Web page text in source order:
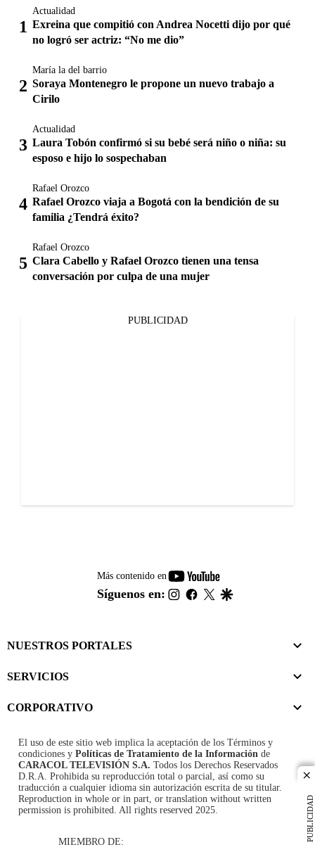
PUBLICIDAD
Actualidad
Exreina que compitió con Andrea Nocetti dijo por qué
no logró ser actriz: “No me dio”
María la del barrio
Soraya Montenegro le propone un nuevo trabajo a
Cirilo
Actualidad
Laura Tobón confirmó si su bebé será niño o niña: su
esposo e hijo lo sospechaban
Rafael Orozco
Rafael Orozco viaja a Bogotá con la bendición de su
familia ¿Tendrá éxito?
Rafael Orozco
Clara Cabello y Rafael Orozco tienen una tensa
conversación por culpa de una mujer
PUBLICIDAD
Más contenido en
youtube-
footer
Síguenos en: instagram
facebook
twitter
NUESTROS PORTALES
SERVICIOS
CORPORATIVO
El uso de este sitio web implica la aceptación de los Términos y
condiciones y Políticas de Tratamiento de la Información de
CARACOL TELEVISIÓN S.A. Todos los Derechos Reservados
D.R.A. Prohibida su reproducción total o parcial, así como su
traducción a cualquier idioma sin autorización escrita de su titular.
Reproduction in whole or in part, or translation without written
permission is prohibited. All rights reserved 2025.
MIEMBRO DE: